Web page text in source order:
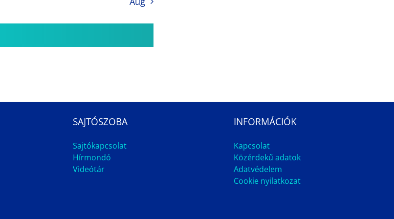
SAJTÓSZOBA
Sajtókapcsolat
Hírmondó
Videótár
INFORMÁCIÓK
Kapcsolat
Közérdekű adatok
Adatvédelem
Cookie nyilatkozat